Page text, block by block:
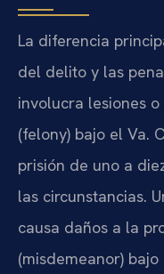
La diferencia
del delito y las
involucra lesiones
(felony) bajo el Va.
prisión de uno a
las circunstancias.
causa daños a la
(misdemeanor)